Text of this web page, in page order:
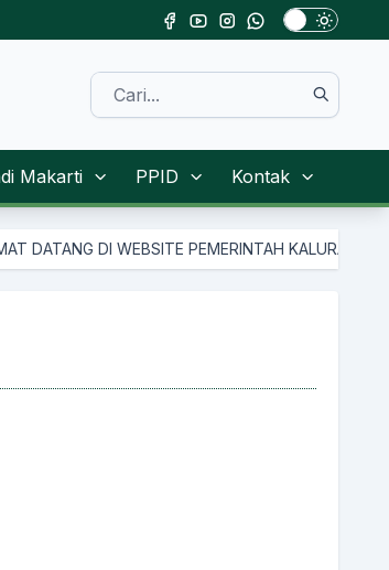
Makarti PPID Kontak
DI WEBSITE PEMERINTAH KALURAHAN